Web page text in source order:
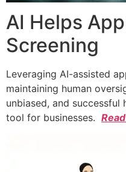
AI Helps
Screening
Leveraging AI-assisted
maintaining human
unbiased, and successful
tool for businesses.